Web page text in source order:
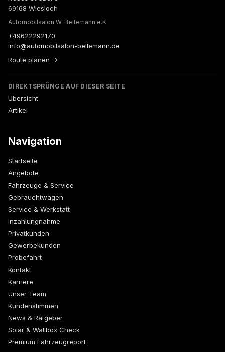
69168 Wiesloch
Automobilsalon W. Bellemann e.K.
+49622292170
info@automobilsalon-bellemann.de
Route planen →
DIREKTSPRÜNGE AUF DIESER SEITE
Übersicht
Artikel
Navigation
Startseite
Angebote
Fahrzeuge & Service
Gebrauchtwagen
Service & Werkstatt
Inzahlungnahme
Privatkunden
Gewerbekunden
Probefahrt
Kontakt
Karriere
Unser Team
Kundenstimmen
News & Ratgeber
Solar & Wallbox Check
Premium Fahrzeugreport